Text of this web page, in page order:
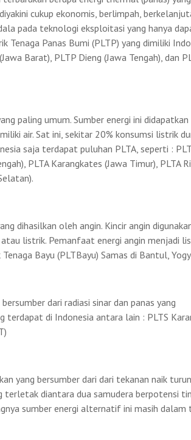
cukup ekonomis, berlimpah,
pada teknologi eksploitasi yang hanya
Panas Bumi (PLTP) yang dimiliki
Barat), PLTP Dieng (Jawa Tengah), dan
paling umum. Sumber energi ini didapatkan
air. Sat ini, sekitar 20% konsumsi listrik
saja terdapat puluhan PLTA, seperti :
PLTA Karangkates (Jawa Timur), PLTA
dihasilkan oleh angin. Kincir angin
listrik. Pemanfaat energi angin menjadi
Bayu (PLTBayu) Samas di Bantul,
dari radiasi sinar dan panas yang
terdapat di Indonesia antara lain : PLTS
yang bersumber dari dari tekanan naik
terletak diantara dua samudera berpotensi
sumber energi alternatif ini masih